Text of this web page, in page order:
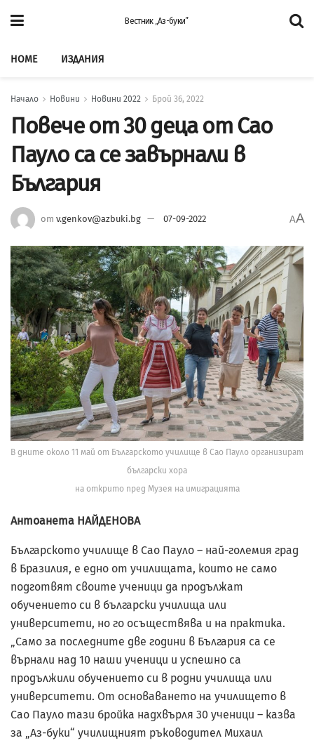
Вестник „Аз-буки”
HOME ИЗДАНИЯ
Начало Новини Новини 2022 Брой 36, 2022
Повече от 30 деца от Сао
Пауло са се завърнали в
България
от v.genkov@azbuki.bg 07-09-2022 AA
В дните около 11 май от Българското училище в Сао Пауло организират
български хора
на открито пред Музея на имиграцията
Антоанета НАЙДЕНОВА
Българското училище в Сао Пауло – най-големия град
в Бразилия, е едно от училищата, които не само
подготвят своите ученици да продължат
обучението си в български училища или
университети, но го осъществява и на практика.
„Само за последните две години в България са се
върнали над 10 наши ученици и успешно са
продължили обучението си в родни училища или
университети. От основаването на училището в
Сао Пауло тази бройка надхвърля 30 ученици – казва
за „Аз-буки“ училищният ръководител Михаил